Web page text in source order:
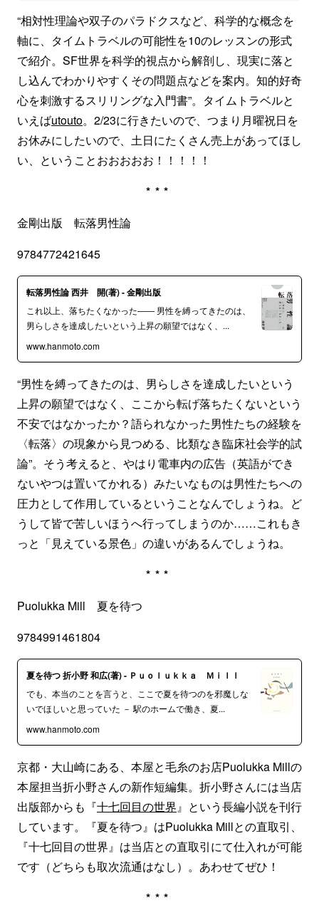
“相対性理論や双子のパラドクスなど、科学的な概念を
軸に、タイムトラベルの可能性を10のレッスンの形式
で紹介。SF世界を科学的視点から解剖し、現実に落と
し込んでわかりやすくその問題点などを案内。知的好奇
心を刺激するスリリングな入門書”。タイムトラベルと
いえばutouto。2/23に行きたいので、つまり月曜祝日を
お休みにしたいので、土日にたくさん売上があってほし
い、ということおおおおお！！！！！
***
金剛出版 転落男性論
9784772421645
転落男性論 西井 開(著) - 金剛出版
これ以上、落ちたくなかった―― 男性を縛ってきたのは、
男らしさを達成したいという上昇の願望ではなく、...
www.hanmoto.com
“男性を縛ってきたのは、男らしさを達成したいという
上昇の願望ではなく、ここから転げ落ちたくないという
不安ではなかったか？語られなかった男性たちの経験を
〈転落〉の現象から見つめる、比類なき臨床社会学的試
論”。そう考えると、やはり電車内の広告（英語ができ
ないやつは置いてかれる）みたいなものは男性たちへの
圧力として作用しているということなんでしょうね。ど
うして皆で苦しいほうへ行ってしまうのか……これもき
っと「見えている景色」の違いがあるんでしょうね。
***
Puolukka Mill 夏を待つ
9784991461804
夏を待つ 折小野 和広(著) - Ｐｕｏｌｕｋｋａ Ｍｉｌｌ
でも、本当のことを言うと、ここで夏を待つのを邪魔しな
いでほしいと思っていた － 駅のホームで働き、夏...
www.hanmoto.com
京都・大山崎にある、本屋と毛糸のお店Puolukka Millの
本屋担当折小野さんの新作短編集。折小野さんには当店
出版部からも『十七回目の世界』という長編小説を刊行
しています。『夏を待つ』はPuolukka Millとの直取引、
『十七回目の世界』は当店との直取引にて仕入れが可能
です（どちらも取次流通はなし）。あわせてぜひ！
***